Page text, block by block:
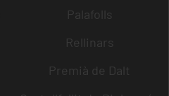
Palafolls
Rellinars
Premià de Dalt